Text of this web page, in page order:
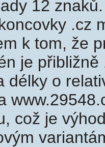
12
.cz
k tom, že
je
délky o
což je